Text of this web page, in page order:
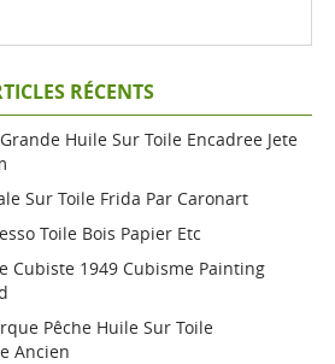
RÉCENTS
Huile Sur Toile Encadree Jete
Sur Toile Frida Par Caronart
Toile Bois Papier Etc
Cubiste 1949 Cubisme Painting
Pêche Huile Sur Toile
Ancien